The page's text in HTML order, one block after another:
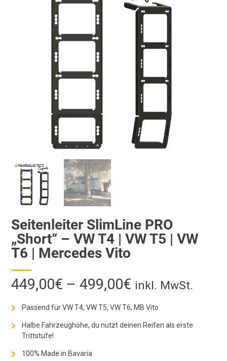
Seitenleiter SlimLine PRO
„Short“ – VW T4 | VW T5 | VW
T6 | Mercedes Vito
449,00€ –499,00€ Preisspanne:
449,00€
bis
inkl. MwSt.
Passend für VW T4, VW T5, VW T6, MB Vito
Halbe Fahrzeughöhe, du nutzt deinen Reifen als erste
Trittstufe!
100% Made in Bavaria